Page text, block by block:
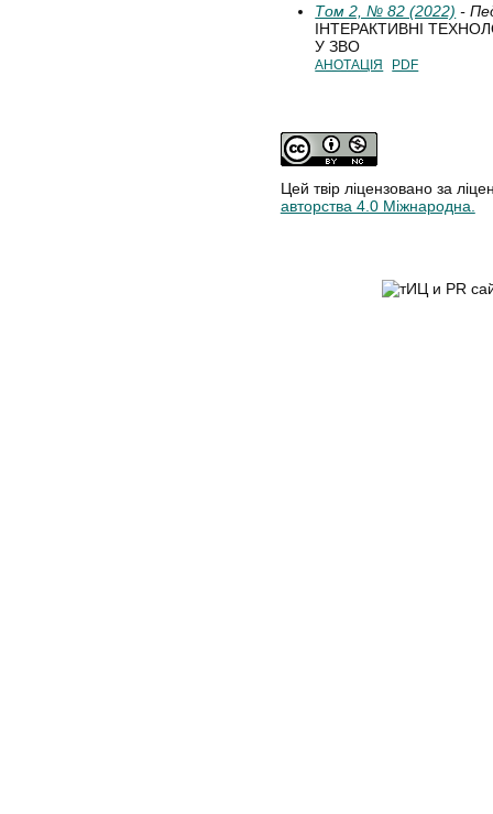
Том 2, № 82 (2022) -
ІНТЕРАКТИВНІ
У ЗВО
АНОТАЦІЯ PDF
Цей твір ліцензовано за
авторства 4.0 Міжнародна.